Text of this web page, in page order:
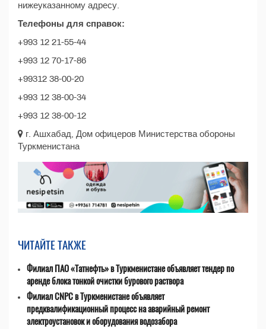
нижеуказанному адресу.
Телефоны для справок:
+993 12 21-55-44
+993 12 70-17-86
+99312 38-00-20
+993 12 38-00-34
+993 12 38-00-12
г. Ашхабад, Дом офицеров Министерства обороны
Туркменистана
ЧИТАЙТЕ ТАКЖЕ
Филиал ПАО «Татнефть» в Туркменистане объявляет тендер по
аренде блока тонкой очистки бурового раствора
Филиал CNPC в Туркменистане объявляет
предквалификационный процесс на аварийный ремонт
электроустановок и оборудования водозабора